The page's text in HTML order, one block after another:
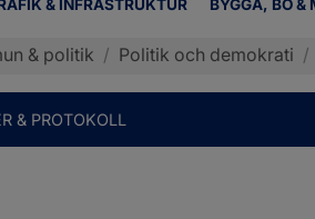
& INFRASTRUKTUR BYGGA, BO &
& politik / Politik och demokrati /
& PROTOKOLL